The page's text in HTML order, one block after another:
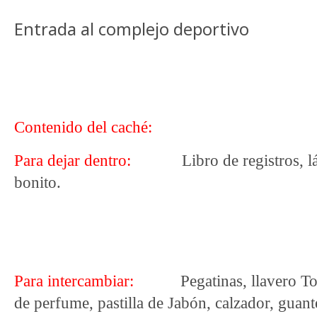
Entrada al complejo deportivo
Contenido del caché:
Para dejar dentro:
Libro de registros,
bonito.
Para intercambiar:
Pegatinas, llavero
de perfume, pastilla de Jabón, calzador,